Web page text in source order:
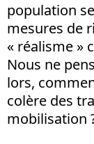
population
mesures de
« réalisme »
Nous ne
lors,
colère des
mobilisation